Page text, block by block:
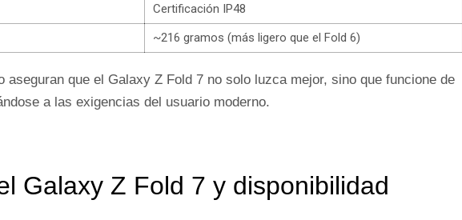
Certificación IP48
~216 gramos (más ligero que el Fold 6)
aseguran que el Galaxy Z Fold 7 no solo luzca mejor, sino que funcione de
a las exigencias del usuario moderno.
Galaxy Z Fold 7 y disponibilidad